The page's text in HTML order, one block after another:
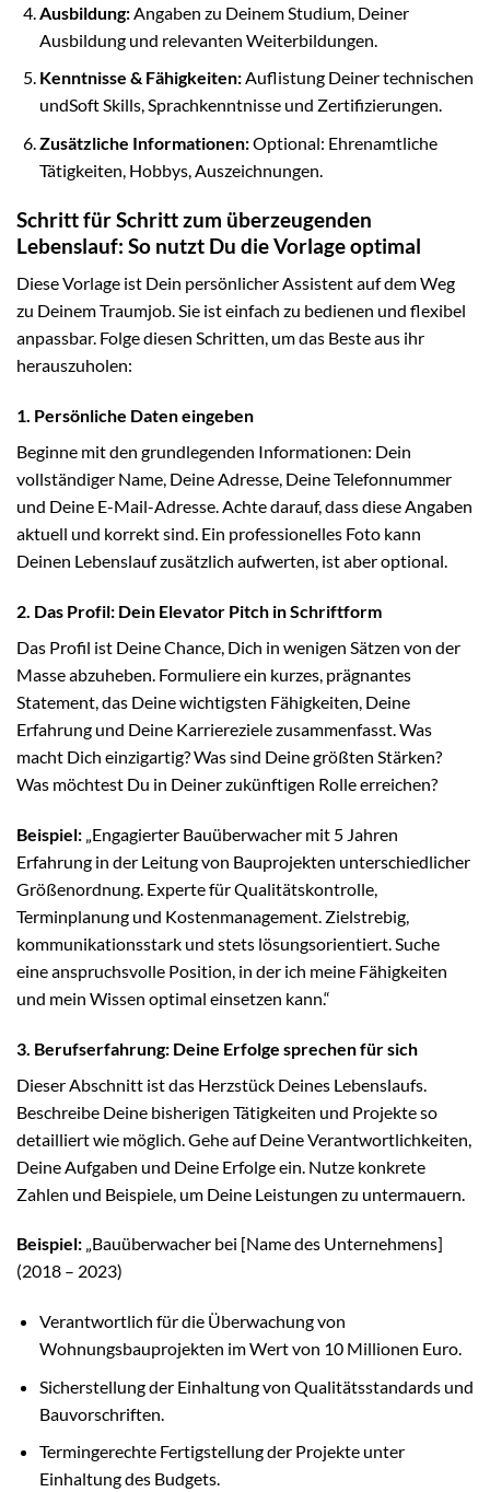
Ausbildung:Angaben zu Deinem Studium, Deiner
Ausbildung und relevanten Weiterbildungen.
Kenntnisse & Fähigkeiten:Auflistung Deiner technischen
undSoft Skills, Sprachkenntnisse und Zertifizierungen.
Zusätzliche Informationen:Optional: Ehrenamtliche
Tätigkeiten, Hobbys, Auszeichnungen.
Schritt für Schritt zum überzeugenden
Lebenslauf: So nutzt Du die Vorlage optimal
Diese Vorlage ist Dein persönlicher Assistent auf dem Weg
zu Deinem Traumjob. Sie ist einfach zu bedienen und flexibel
anpassbar. Folge diesen Schritten, um das Beste aus ihr
herauszuholen:
1. Persönliche Daten eingeben
Beginne mit den grundlegenden Informationen: Dein
vollständiger Name, Deine Adresse, Deine Telefonnummer
und Deine E-Mail-Adresse. Achte darauf, dass diese Angaben
aktuell und korrekt sind. Ein professionelles Foto kann
Deinen Lebenslauf zusätzlich aufwerten, ist aber optional.
2. Das Profil: Dein Elevator Pitch in Schriftform
Das Profil ist Deine Chance, Dich in wenigen Sätzen von der
Masse abzuheben. Formuliere ein kurzes, prägnantes
Statement, das Deine wichtigsten Fähigkeiten, Deine
Erfahrung und Deine Karriereziele zusammenfasst. Was
macht Dich einzigartig? Was sind Deine größten Stärken?
Was möchtest Du in Deiner zukünftigen Rolle erreichen?
Beispiel: „Engagierter Bauüberwacher mit 5 Jahren
Erfahrung in der Leitung von Bauprojekten unterschiedlicher
Größenordnung. Experte für Qualitätskontrolle,
Terminplanung und Kostenmanagement. Zielstrebig,
kommunikationsstark und stets lösungsorientiert. Suche
eine anspruchsvolle Position, in der ich meine Fähigkeiten
und mein Wissen optimal einsetzen kann.“
3. Berufserfahrung: Deine Erfolge sprechen für sich
Dieser Abschnitt ist das Herzstück Deines Lebenslaufs.
Beschreibe Deine bisherigen Tätigkeiten und Projekte so
detailliert wie möglich. Gehe auf Deine Verantwortlichkeiten,
Deine Aufgaben und Deine Erfolge ein. Nutze konkrete
Zahlen und Beispiele, um Deine Leistungen zu untermauern.
Beispiel: „Bauüberwacher bei [Name des Unternehmens]
(2018 – 2023)
Verantwortlich für die Überwachung von
Wohnungsbauprojekten im Wert von 10 Millionen Euro.
Sicherstellung der Einhaltung von Qualitätsstandards und
Bauvorschriften.
Termingerechte Fertigstellung der Projekte unter
Einhaltung des Budgets.